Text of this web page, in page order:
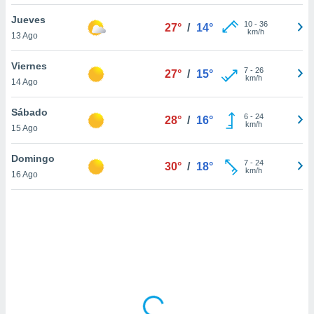
de
sitio
de que
sean
para
ni para
Jueves
13 Ago
27° / 14° 10- 36
km/h
Viernes
14 Ago
27° / 15° 7- 26
km/h
Sábado
15 Ago
28° / 16° 6- 24
km/h
Domingo
16 Ago
30° / 18° 7- 24
km/h